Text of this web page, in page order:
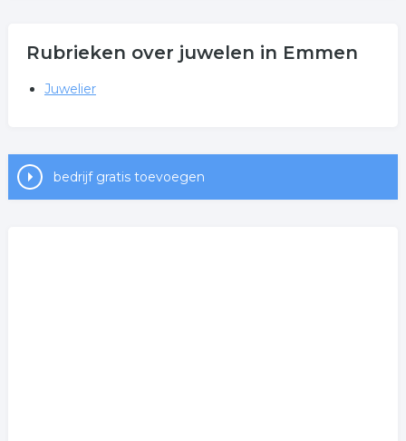
Rubrieken over juwelen in Emmen
Juwelier
bedrijf gratis toevoegen